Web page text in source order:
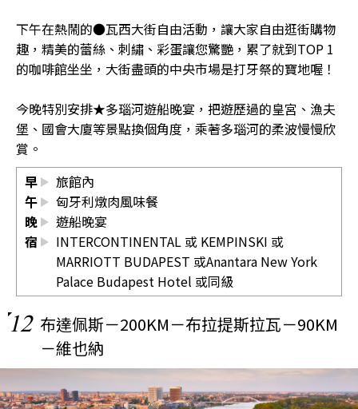
下午在熱鬧的●瓦西大街自由活動，讓大家自由逛街購物
趣，精美的蕾絲、刺繡、彩蛋讓您驚艷，累了就到TOP 1
的咖啡館坐坐，大街盡頭的中央市場是打牙祭的寶地喔！
今晚特別安排★多瑙河遊船晚宴，把遊歷過的皇宮、漁夫
堡、國會大廈等景點換個角度，乘著多瑙河的柔波慢慢欣
賞。
早
旅館內
午
匈牙利燉肉風味餐
晚
遊船晚宴
宿
INTERCONTINENTAL 或 KEMPINSKI 或
MARRIOTT BUDAPEST 或Anantara New York
Palace Budapest Hotel 或同級
12 布達佩斯－200KM－布拉提斯拉瓦－90KM
－維也納